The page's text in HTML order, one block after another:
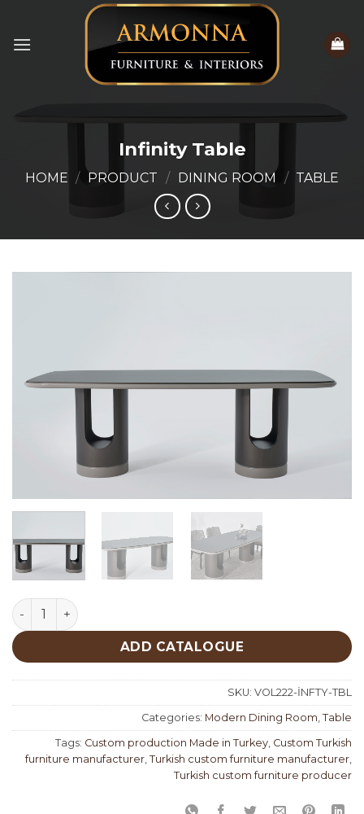
content
Infinity Table
HOME / PRODUCT / DINING ROOM / TABLE
Infinity Table quantity
ADD CATALOGUE
SKU: VOL222-İNFTY-TBL
Categories: Modern Dining Room Table
Tags: Custom production Made in Turkey Custom Turkish
furniture manufacturer Turkish custom furniture manufacturer
Turkish custom furniture producer